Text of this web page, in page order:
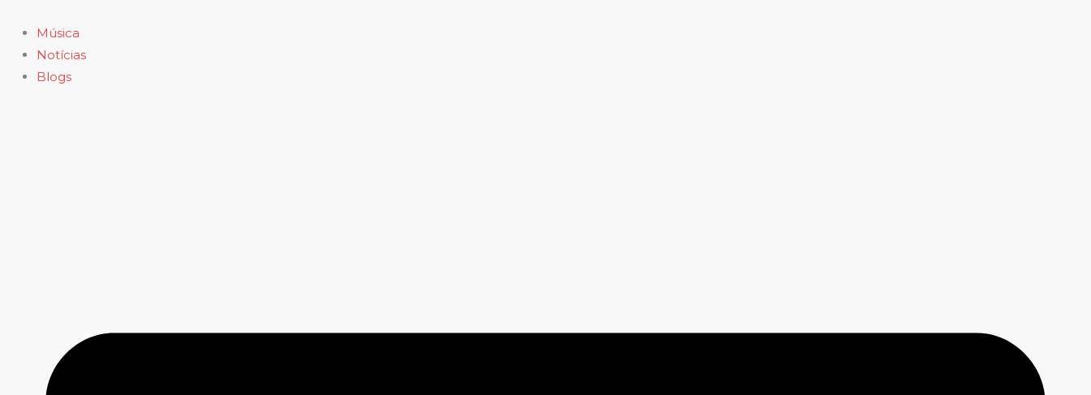
para
conteúdo
Música
Notícias
Blogs